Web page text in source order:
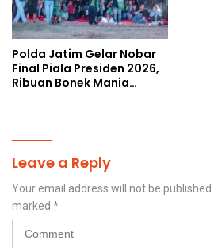
Polda Jatim Gelar Nobar
Final Piala Presiden 2026,
Ribuan Bonek Mania
Leave a Reply
Your email address will not be published.
marked *